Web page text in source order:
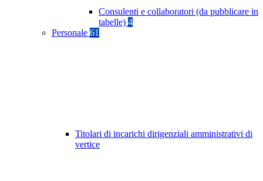
Consulenti e collaboratori (da pubblicare in
tabelle) 4
Personale 61
Titolari di incarichi dirigenziali amministrativi di
vertice